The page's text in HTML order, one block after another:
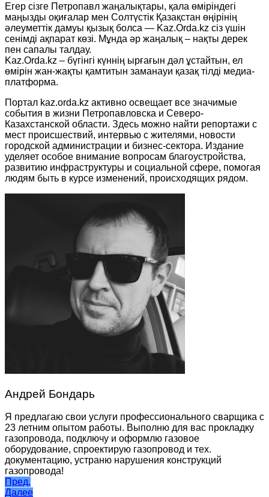
Егер сізге Петропавл жаңалықтары, қала өміріндегі
маңызды оқиғалар мен Солтүстік Қазақстан өңірінің
әлеуметтік дамуы қызық болса — Kaz.Orda.kz сіз үшін
сенімді ақпарат көзі. Мұнда әр жаңалық – нақты дерек
пен сапалы талдау.
Kaz.Orda.kz – бүгінгі күннің ырғағын дәл ұстайтын, ел
өмірін жан-жақты қамтитын заманауи қазақ тілді медиа-
платформа.
Портал kaz.orda.kz активно освещает все значимые
события в жизни Петропавловска и Северо-
Казахстанской области. Здесь можно найти репортажи с
мест происшествий, интервью с жителями, новости
городской администрации и бизнес-сектора. Издание
уделяет особое внимание вопросам благоустройства,
развитию инфраструктуры и социальной сфере, помогая
людям быть в курсе изменений, происходящих рядом.
Андрей Бондарь
Я предлагаю свои услуги профессионального сварщика с
23 летним опытом работы. Выполню для вас прокладку
газопровода, подключу и оформлю газовое
оборудование, спроектирую газопровод и тех.
документацию, устраню нарушения конструкций
газопровода!
Навигация
Пред.
Далее